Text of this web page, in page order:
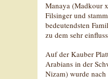
Manaya (Madkour
Filsinger und
bedeutendsten
zu dem sehr
Auf der Kauber
Arabians in der
Nizam) wurde